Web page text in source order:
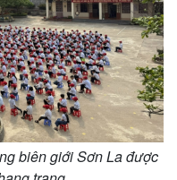
Magazine
biên giới Sơn La được